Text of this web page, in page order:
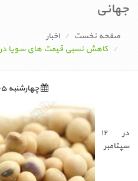
جهانی
صفحه نخست
اخبار
کاهش نسبی قیمت های سویا در
چهارشنبه ۰۵ مهر ۱۳۹۶
در ۱۲
سپتامبر